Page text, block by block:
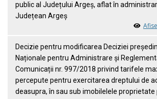
public al Județului Argeș, aflat în
Județean Argeș
Decizie pentru modificarea Deciziei
Naționale pentru Administrare și
Comunicații nr. 997/2018 privind tarifele
percepute pentru exercitarea dreptului de
deasupra, în sau sub imobilelele proprietate